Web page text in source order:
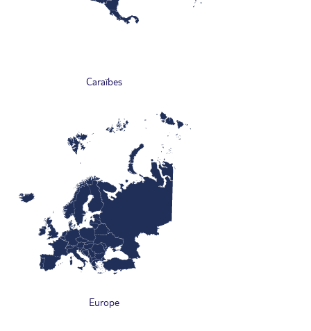
Caraïbes
Europe